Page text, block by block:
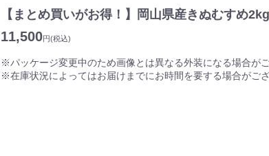
「コシヒカリ」にも負けないお米として評価を受けています。
特に炊き立てごはんに向いており、粘り・甘味・香り、どれ
銘柄です。
【まとめ買いがお得！】岡山県産きぬむすめ
11,500円(税込)
※パッケージ変更中のため画像とは異なる外装になる場合がご
※在庫状況によってはお届けまでにお時間を要する場合がござ